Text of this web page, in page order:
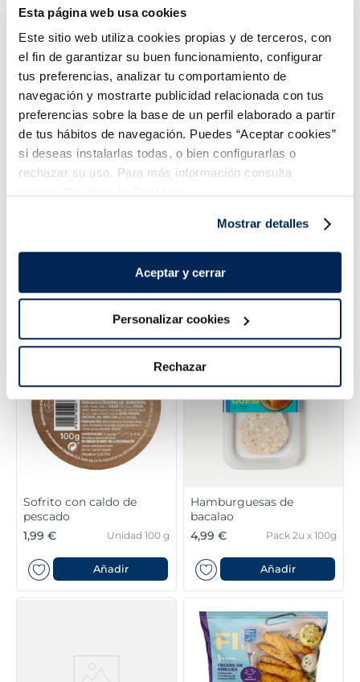
Esta página web usa cookies
Este sitio web utiliza cookies propias y de terceros, con
el fin de garantizar su buen funcionamiento, configurar
tus preferencias, analizar tu comportamiento de
navegación y mostrarte publicidad relacionada con tus
preferencias sobre la base de un perfil elaborado a partir
de tus hábitos de navegación. Puedes “Aceptar cookies”
si deseas instalarlas todas, o bien configurarlas o
rechazar su uso. Para más información consulta
Mostrar detalles
Aceptar y cerrar
Personalizar cookies
Rechazar
Granel 70 g.
Añadir
Tortitas de bacalao
Añadir
Sofrito con caldo de
pescado
1,99 €
Unidad 100 g
Añadir
Hamburguesas de
bacalao
4,99 €
Pack 2u x 100g
Añadir